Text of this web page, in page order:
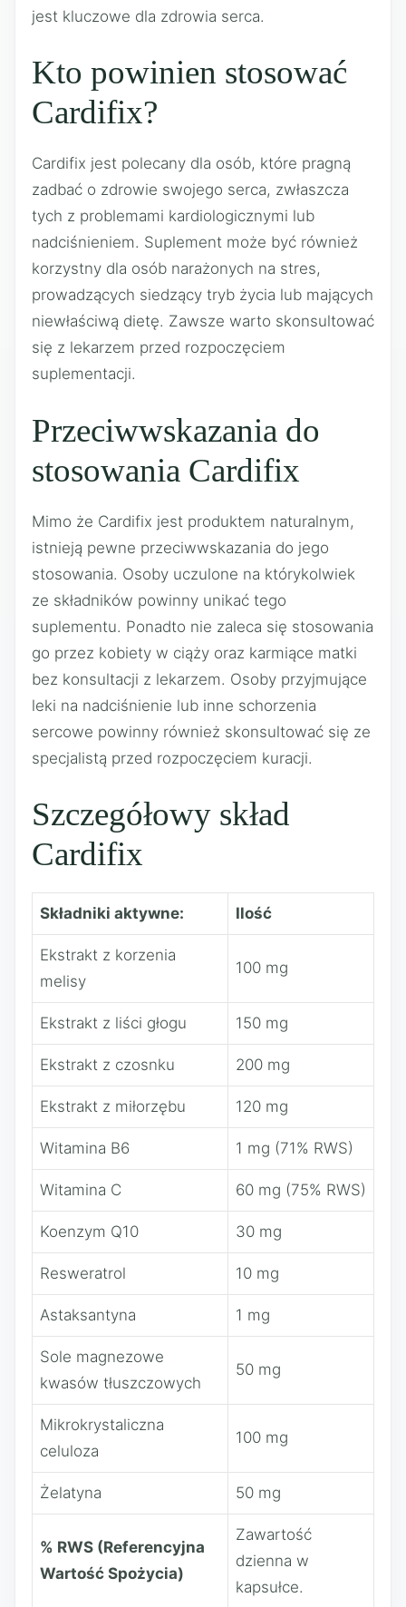
jest kluczowe dla zdrowia serca.
Kto powinien stosować
Cardifix?
Cardifix jest polecany dla osób, które pragną
zadbać o zdrowie swojego serca, zwłaszcza
tych z problemami kardiologicznymi lub
nadciśnieniem. Suplement może być również
korzystny dla osób narażonych na stres,
prowadzących siedzący tryb życia lub mających
niewłaściwą dietę. Zawsze warto skonsultować
się z lekarzem przed rozpoczęciem
suplementacji.
Przeciwwskazania do
stosowania Cardifix
Mimo że Cardifix jest produktem naturalnym,
istnieją pewne przeciwwskazania do jego
stosowania. Osoby uczulone na którykolwiek
ze składników powinny unikać tego
suplementu. Ponadto nie zaleca się stosowania
go przez kobiety w ciąży oraz karmiące matki
bez konsultacji z lekarzem. Osoby przyjmujące
leki na nadciśnienie lub inne schorzenia
sercowe powinny również skonsultować się ze
specjalistą przed rozpoczęciem kuracji.
Szczegółowy skład
Cardifix
Składniki aktywne: Ilość
Ekstrakt z korzenia
melisy
100 mg
Ekstrakt z liści głogu 150 mg
Ekstrakt z czosnku 200 mg
Ekstrakt z miłorzębu 120 mg
Witamina B6 1 mg (71% RWS)
Witamina C 60 mg (75% RWS)
Koenzym Q10 30 mg
Resweratrol 10 mg
Astaksantyna 1 mg
Sole magnezowe
kwasów tłuszczowych
50 mg
Mikrokrystaliczna
celuloza
100 mg
Żelatyna 50 mg
% RWS (Referencyjna
Wartość Spożycia)
Zawartość
dzienna w
kapsułce.